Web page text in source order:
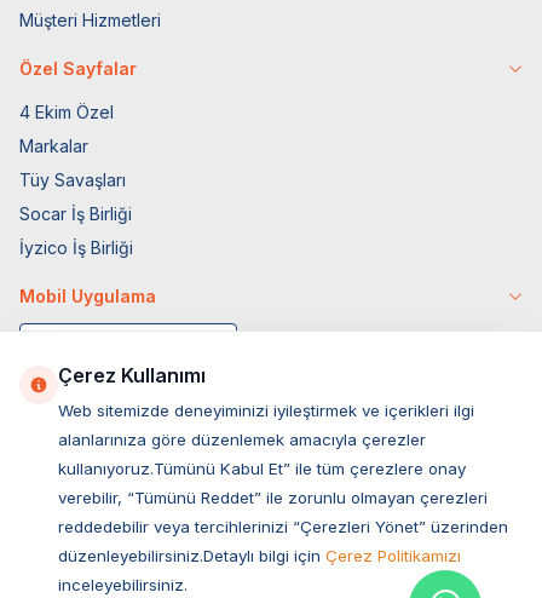
Müşteri Hizmetleri
Özel Sayfalar
4 Ekim Özel
Markalar
Tüy Savaşları
Socar İş Birliği
İyzico İş Birliği
Mobil Uygulama
Müşteri Hizmetleri
Çerez Kullanımı
Web sitemizde deneyiminizi iyileştirmek ve içerikleri ilgi
alanlarınıza göre düzenlemek amacıyla çerezler
kullanıyoruz.Tümünü Kabul Et” ile tüm çerezlere onay
verebilir, “Tümünü Reddet” ile zorunlu olmayan çerezleri
reddedebilir veya tercihlerinizi “Çerezleri Yönet” üzerinden
düzenleyebilirsiniz.Detaylı bilgi için Çerez Politikamızı
inceleyebilirsiniz.